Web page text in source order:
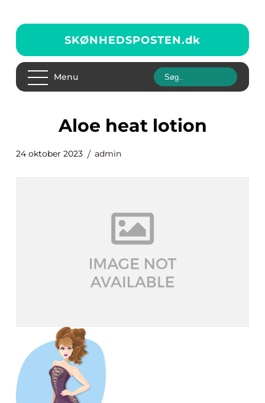
SKØNHEDSPOSTEN.dk
Menu
aloe heat lotion
24 oktober 2023 admin